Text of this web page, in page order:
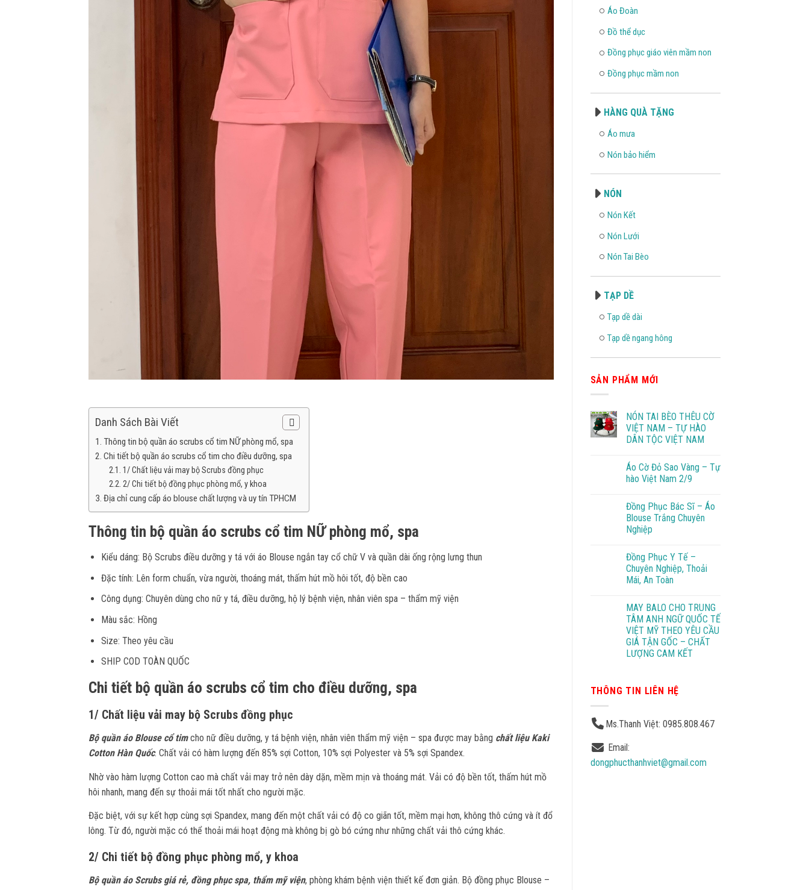
Danh Sách Bài Viết
Thông tin bộ quần áo scrubs cổ tim NỮ phòng mổ, spa
Chi tiết bộ quần áo scrubs cổ tim cho điều dưỡng, spa
1/ Chất liệu vải may bộ Scrubs đồng phục
2/ Chi tiết bộ đồng phục phòng mổ, y khoa
Địa chỉ cung cấp áo blouse chất lượng và uy tín TPHCM
Thông tin bộ quần áo scrubs cổ tim NỮ phòng mổ, spa
Kiểu dáng: Bộ Scrubs điều dưỡng y tá với áo Blouse ngắn tay cổ chữ V và quần dài ống rộng lưng thun
Đặc tính: Lên form chuẩn, vừa người, thoáng mát, thấm hút mồ hôi tốt, độ bền cao
Công dụng: Chuyên dùng cho nữ y tá, điều dưỡng, hộ lý bệnh viện, nhân viên spa – thẩm mỹ viện
Màu sắc: Hồng
Size: Theo yêu cầu
SHIP COD TOÀN QUỐC
Chi tiết bộ quần áo scrubs cổ tim cho điều dưỡng, spa
1/ Chất liệu vải may bộ Scrubs đồng phục
Bộ quần áo Blouse cổ timcho nữ điều dưỡng, y tá bệnh viện, nhân viên thẩm mỹ viện – spa được may bằng chất liệu Kaki
Cotton Hàn Quốc. Chất vải có hàm lượng đến 85% sợi Cotton, 10% sợi Polyester và 5% sợi Spandex.
Nhờ vào hàm lượng Cotton cao mà chất vải may trở nên dày dặn, mềm mịn và thoáng mát. Vải có độ bền tốt, thấm hút mồ
hôi nhanh, mang đến sự thoải mái tốt nhất cho người mặc.
Đặc biệt, với sự kết hợp cùng sợi Spandex, mang đến một chất vải có độ co giãn tốt, mềm mại hơn, không thô cứng và ít đổ
lông. Từ đó, người mặc có thể thoải mái hoạt động mà không bị gò bó cứng như những chất vải thô cứng khác.
2/ Chi tiết bộ đồng phục phòng mổ, y khoa
Bộ quần áo Scrubs giá rẻ, đồng phục spa, thẩm mỹ viện, phòng khám bệnh viện thiết kế đơn giản. Bộ đồng phục Blouse –
Áo Đoàn
Đồ thể dục
Đồng phục giáo viên mầm non
Đồng phục mầm non
HÀNG QUÀ TẶNG
Áo mưa
Nón bảo hiểm
NÓN
Nón Kết
Nón Lưới
Nón Tai Bèo
TẠP DỀ
Tạp dề dài
Tạp dề ngang hông
SẢN PHẨM MỚI
NÓN TAI BÈO THÊU CỜ
VIỆT NAM – TỰ HÀO
DÂN TỘC VIỆT NAM
Áo Cờ Đỏ Sao Vàng – Tự
hào Việt Nam 2/9
Đồng Phục Bác Sĩ – Áo
Blouse Trắng Chuyên
Nghiệp
Đồng Phục Y Tế –
Chuyên Nghiệp, Thoải
Mái, An Toàn
MAY BALO CHO TRUNG
TÂM ANH NGỮ QUỐC TẾ
VIỆT MỸ THEO YÊU CẦU
GIÁ TẬN GỐC – CHẤT
LƯỢNG CAM KẾT
THÔNG TIN LIÊN HỆ
Ms.Thanh Việt: 0985.808.467
Email:
dongphucthanhviet@gmail.com